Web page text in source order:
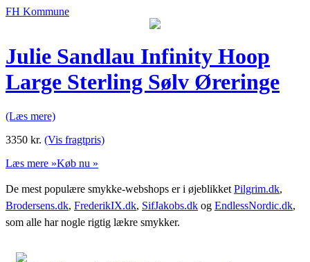
FH Kommune
Julie Sandlau Infinity Hoop
Large Sterling Sølv Øreringe
(Læs mere)
3350 kr. (Vis fragtpris)
Læs mere »Køb nu »
De mest populære smykke-webshops er i øjeblikket Pilgrim.dk,
Brodersens.dk, FrederikIX.dk, SifJakobs.dk og EndlessNordic.dk,
som alle har nogle rigtig lækre smykker.